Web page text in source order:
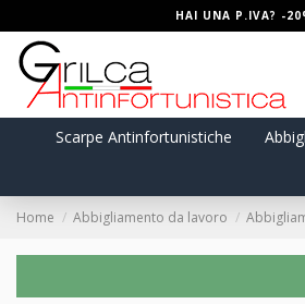
HAI UNA P.IVA? -
Scarpe Antinfortunistiche
Home Abbigliamento da lavoro